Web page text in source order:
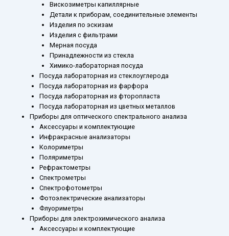
Вискозиметры капиллярные
Детали к приборам, соединительные элементы
Изделия по эскизам
Изделия с фильтрами
Мерная посуда
Принадлежности из стекла
Химико-лабораторная посуда
Посуда лабораторная из стеклоуглерода
Посуда лабораторная из фарфора
Посуда лабораторная из фторопласта
Посуда лабораторная из цветных металлов
Приборы для оптического спектрального анализа
Аксессуары и комплектующие
Инфракрасные анализаторы
Колориметры
Поляриметры
Рефрактометры
Спектрометры
Спектрофотометры
Фотоэлектрические анализаторы
Флуориметры
Приборы для электрохимического анализа
Аксессуары и комплектующие